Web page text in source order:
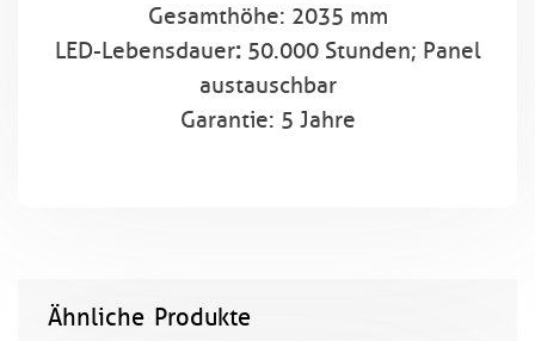
Gesamthöhe: 2035 mm
LED-Lebensdauer:50.000 Stunden; Panel
austauschbar
Garantie: 5 Jahre
Ähnliche Produkte